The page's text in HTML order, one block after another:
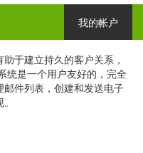
我的帐户
系。
于建立持久的客户关系，
统是一个用户友好的，完全
件列表，创建和发送电子